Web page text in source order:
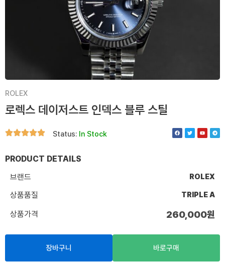
ROLEX
로렉스 데이저스트 인덱스 블루 스틸
Status: In Stock
F
a
c
T
w
i
Y
o
u
T
e
l
PRODUCT DETAILS
브랜드
ROLEX
상품품질 TRIPLE A
상품가격 260,000원
장바구니 바로구매